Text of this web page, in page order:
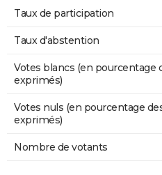
Taux de participation
Taux d'abstention
Votes blancs (en pourcentage
exprimés)
Votes nuls (en pourcentage
exprimés)
Nombre de votants